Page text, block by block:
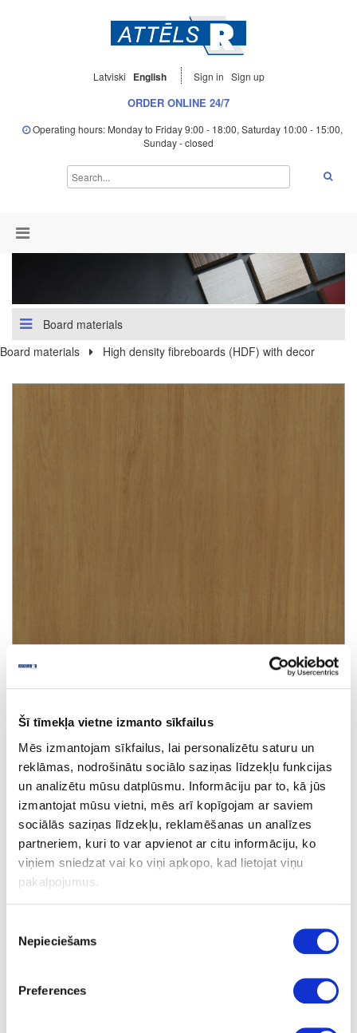
Šī tīmekļa vietne izmanto sīkfailus
Mēs izmantojam sīkfailus, lai personalizētu saturu un
reklāmas, nodrošinātu sociālo saziņas līdzekļu funkcijas
un analizētu mūsu datplūsmu. Informāciju par to, kā jūs
izmantojat mūsu vietni, mēs arī kopīgojam ar saviem
sociālās saziņas līdzekļu, reklamēšanas un analīzes
partneriem, kuri to var apvienot ar citu informāciju, ko
viņiem sniedzat vai ko viņi apkopo, kad lietojat viņu
pakalpojumus.
izvēle
Nepieciešams
Preferences
Latviski English Sign in Sign up
ORDER ONLINE 24/7
Operating hours: Monday to Friday 9:00 - 18:00, Saturday 10:00 - 15:00,
Sunday - closed
Board materials
Board materials
High density fibreboards (HDF) with decor
Ask question
Share product link
Print
04-HD4965-3-FS